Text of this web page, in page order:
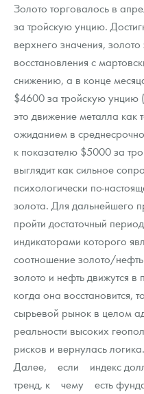
Монеты и жетоны из
Книги по нумизматике
Золото торговалось в
за тройскую унцию.
верхнего значения,
восстановления с
снижению, а в конце
$4600 за тройскую
это движение металла как
ожиданием в
к показателю $5000 за
выглядит как сильное
психологически по-
золота. Для дальнейшего
пройти достаточный
индикаторами которого
соотношение золото/
золото и нефть движутся
когда она восстановится,
сырьевой рынок в целом
реальности высоких
рисков и вернулась логика.
Далее, если индекс
тренд, к чему есть